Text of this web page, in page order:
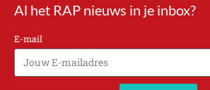
Al het RAP nieuws in je inbox?
E-mail